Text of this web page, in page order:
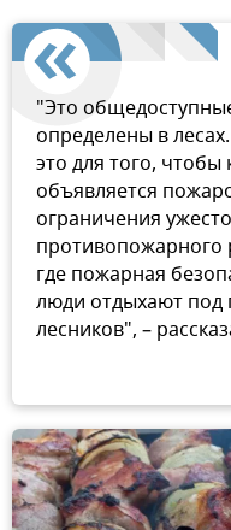
"Это
определены в
это для того, чтобы
объявляется
ограничения
противопожарного
где пожарная
люди отдыхают под
лесников", –